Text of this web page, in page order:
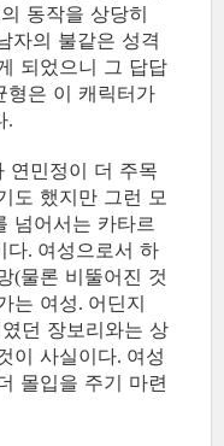
동작을 상당히
자의 불같은 성격
되었으니 그 답답
형은 이 캐릭터가
.
연민정이 더 주목
도 했지만 그런 모
넘어서는 카타르
다. 여성으로서 하
(물론 비뚤어진 것
는 여성. 어딘지
던 장보리와는 상
이 사실이다. 여성
몰입을 주기 마련